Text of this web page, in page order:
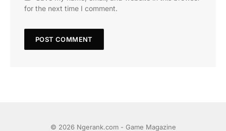
for the next time I comment.
© 2026 Ngerank.com - Game Magazine